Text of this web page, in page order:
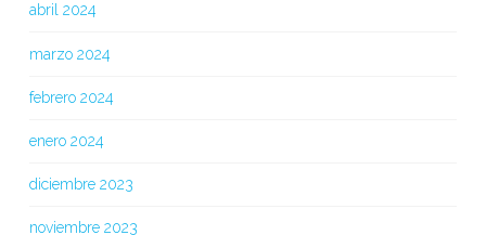
abril 2024
marzo 2024
febrero 2024
enero 2024
diciembre 2023
noviembre 2023